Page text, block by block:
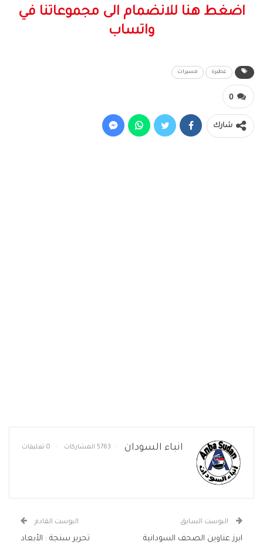
اضغط هنا للانضمام الى مجموعاتنا في
واتساب
عطبرة مسيرات
0
شارك
انباء السودان 5763 المشاركات 0 تعليقات
البوست السابق
ابرز عناوين الصحف السودانية
البوست القادم
تحرير سنجة : الأبعاد